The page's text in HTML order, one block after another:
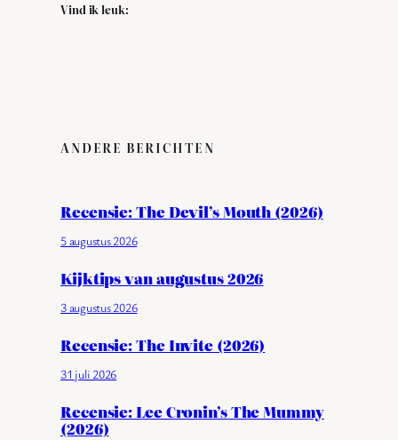
Vind ik leuk:
ANDERE BERICHTEN
Recensie: The Devil’s Mouth (2026)
5 augustus 2026
Kijktips van augustus 2026
3 augustus 2026
Recensie: The Invite (2026)
31 juli 2026
Recensie: Lee Cronin’s The Mummy
(2026)